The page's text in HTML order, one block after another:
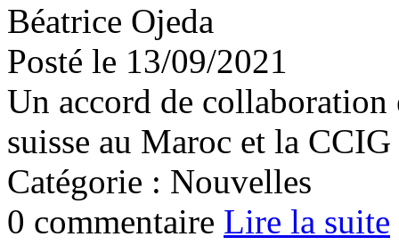
Béatrice Ojeda
Posté le 13/09/2021
Un accord de collaboration
suisse au Maroc et la CCIG
Catégorie : Nouvelles
0 commentaire Lire la suite